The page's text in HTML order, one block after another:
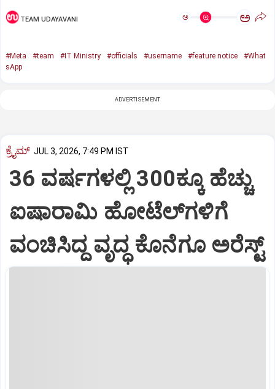
TEAM UDAYAVANI ಅ ಅ
#Meta #team #IT Ministry #officials #username #feature notice
#What
sApp
ADVERTISEMENT
ಕ್ರೈಮ್ JUL 3, 2026, 7:49 PM IST
36 ವರ್ಷಗಳಲ್ಲಿ 300ಕ್ಕೂ ಹೆಚ್ಚು
ಐಷಾರಾಮಿ ಹೋಟೆಲ್‌ಗಳಿಗೆ
ವಂಚಿಸಿದ್ದ ವೃದ್ಧ ಕೊನೆಗೂ ಅರೆಸ್ಟ್